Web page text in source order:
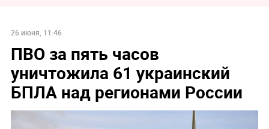
26 июня, 11:46
ПВО за пять часов
уничтожила 61 украинский
БПЛА над регионами России